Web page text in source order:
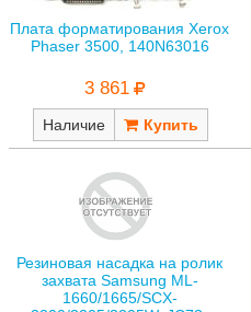
Плата форматирования Xerox
Phaser 3500, 140N63016
3 861
Наличие
Резиновая насадка на ролик
захвата Samsung ML-
1660/1665/SCX-